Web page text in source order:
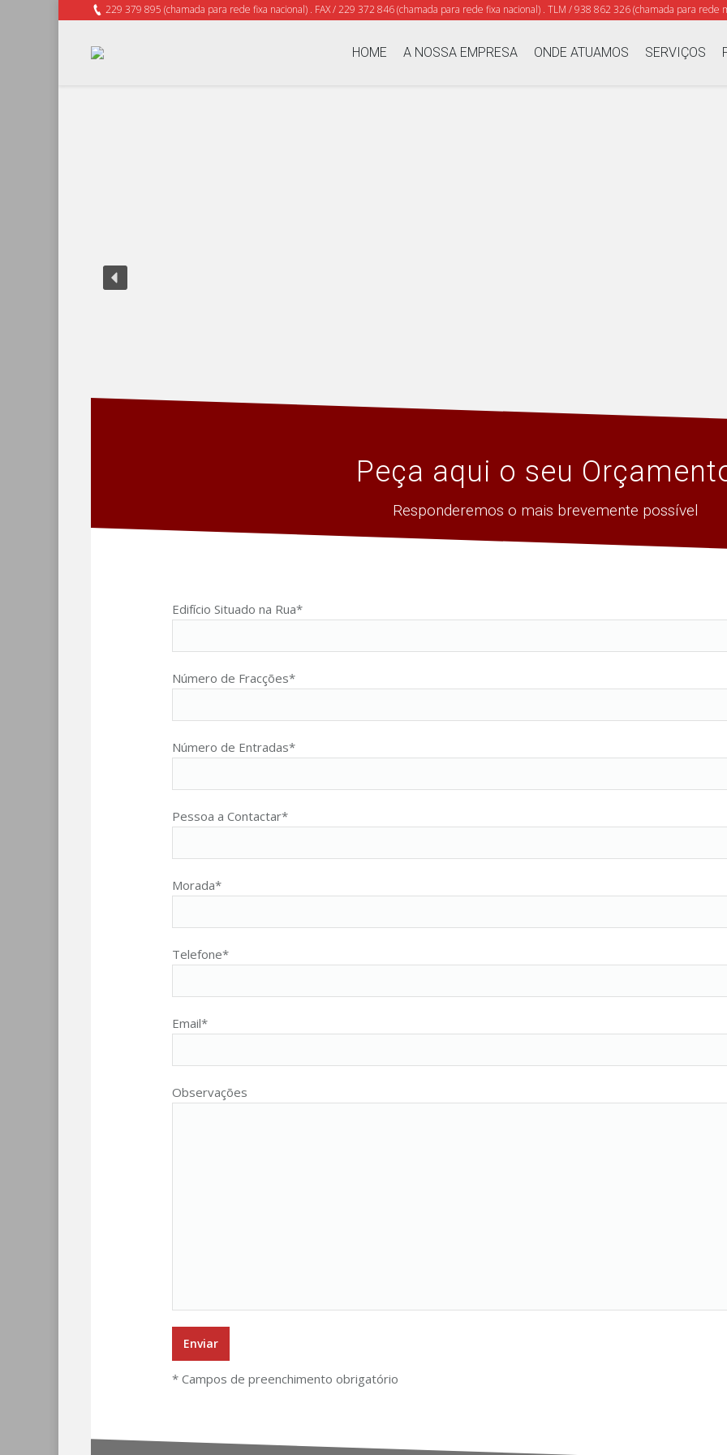
229 379 895 (chamada para rede fixa nacional) . FAX / 229 372 846 (chamada para rede fixa nacional) . TLM / 938 862 326 (chamada para rede
HOME A NOSSA EMPRESA ONDE ATUAMOS SERVIÇOS
Peça aqui o seu
Responderemos o mais brevemente possível
Edifício Situado na Rua*
Número de Fracções*
Número de Entradas*
Pessoa a Contactar*
Morada*
Telefone*
Email*
Observações
* Campos de preenchimento obrigatório